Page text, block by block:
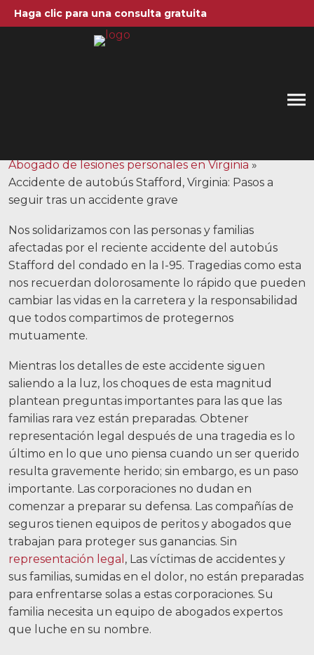
Haga clic para una consulta gratuita
Allen, Allen, Allen y Allen, PC
Llamenos al 1-866-388-1307
Areas de práctica
Accidentes automovilísticos
Accidentes de camiones
Compensación de trabajadores
Negligencia médica
Lesiones Cerebrales
Accidentes de motocicleta
Abuso y negligencia en hogares de
ancianos
Más...
Resultados de casos
Sobre
Abogados
Participación de la comunidad
Testimonios
Abogado de lesiones personales en Virginia»
Accidente de autobús Stafford, Virginia: Pasos a
seguir tras un accidente grave
Nos solidarizamos con las personas y familias
afectadas por el reciente accidente del autobús
Stafford del condado en la I-95. Tragedias como esta
nos recuerdan dolorosamente lo rápido que pueden
cambiar las vidas en la carretera y la responsabilidad
que todos compartimos de protegernos
mutuamente.
Mientras los detalles de este accidente siguen
saliendo a la luz, los choques de esta magnitud
plantean preguntas importantes para las que las
familias rara vez están preparadas. Obtener
representación legal después de una tragedia es lo
último en lo que uno piensa cuando un ser querido
resulta gravemente herido; sin embargo, es un paso
importante. Las corporaciones no dudan en
comenzar a preparar su defensa. Las compañías de
seguros tienen equipos de peritos y abogados que
trabajan para proteger sus ganancias. Sin
representación legal , Las víctimas de accidentes y
sus familias, sumidas en el dolor, no están preparadas
para enfrentarse solas a estas corporaciones. Su
familia necesita un equipo de abogados expertos
que luche en su nombre.